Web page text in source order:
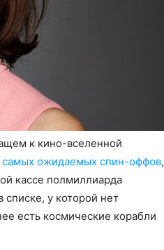
к кино-вселенной
самых ожидаемых спин-оффов,
кассе полмиллиарда
у которой нет
есть космические корабли